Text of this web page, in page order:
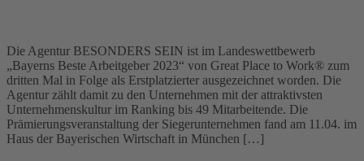
Die Agentur BESONDERS SEIN ist im Landeswettbewerb
„Bayerns Beste Arbeitgeber 2023“ von Great Place to Work® zum
dritten Mal in Folge als Erstplatzierter ausgezeichnet worden. Die
Agentur zählt damit zu den Unternehmen mit der attraktivsten
Unternehmenskultur im Ranking bis 49 Mitarbeitende. Die
Prämierungsveranstaltung der Siegerunternehmen fand am 11.04. im
Haus der Bayerischen Wirtschaft in München […]